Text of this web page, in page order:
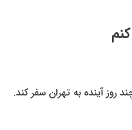
روز آینده به تهران سفر کند.